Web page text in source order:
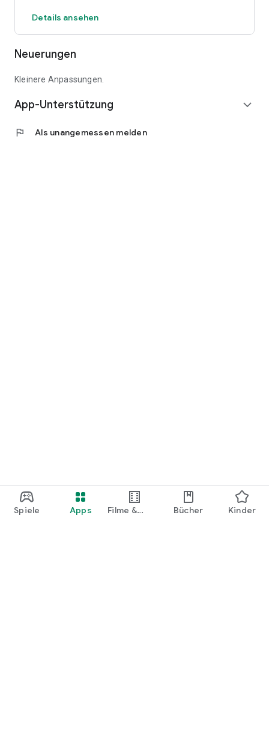
Spiele Apps
Filme &
Bücher Kinder
Details ansehen
Neuerungen
Kleinere Anpassungen.
App-Unterstützung expand_more
flag Als unangemessen melden